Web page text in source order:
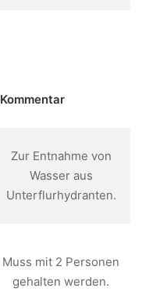
Kommentar
Zur Entnahme von
Wasser aus
Unterflurhydranten.
Muss mit 2 Personen
gehalten werden.